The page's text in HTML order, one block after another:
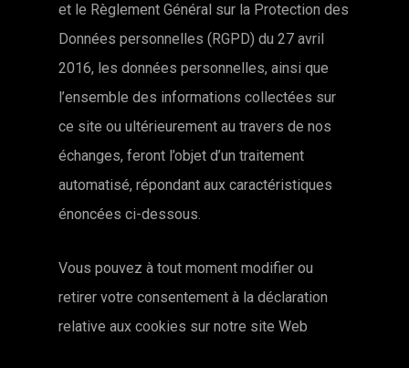
et le Règlement Général sur la Protection des
Données personnelles (RGPD) du 27 avril
2016, les données personnelles, ainsi que
l’ensemble des informations collectées sur
ce site ou ultérieurement au travers de nos
échanges, feront l’objet d’un traitement
automatisé, répondant aux caractéristiques
énoncées ci-dessous.
Vous pouvez à tout moment modifier ou
retirer votre consentement à la déclaration
relative aux cookies sur notre site Web